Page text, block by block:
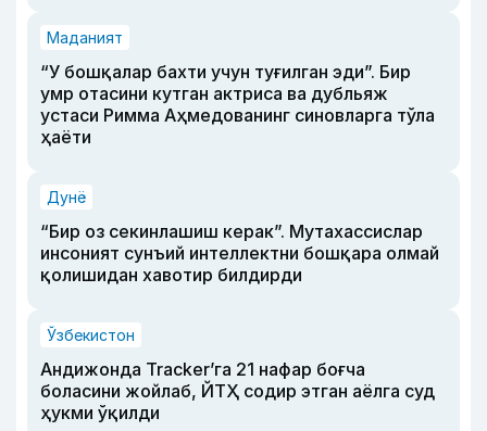
Маданият
“У бошқалар бахти учун туғилган эди”. Бир
умр отасини кутган актриса ва дубльяж
устаси Римма Аҳмедованинг синовларга тўла
ҳаёти
Дунё
“Бир оз секинлашиш керак”. Мутахассислар
инсоният сунъий интеллектни бошқара олмай
қолишидан хавотир билдирди
Ўзбекистон
Андижонда Tracker’га 21 нафар боғча
боласини жойлаб, ЙТҲ содир этган аёлга суд
ҳукми ўқилди